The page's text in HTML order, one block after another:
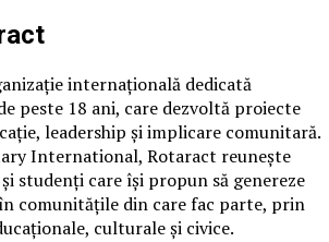
internațională dedicată
peste 18 ani, care dezvoltă proiecte
leadership și implicare comunitară.
International, Rotaract reunește
studenți care își propun să genereze
comunitățile din care fac parte, prin
culturale și civice.